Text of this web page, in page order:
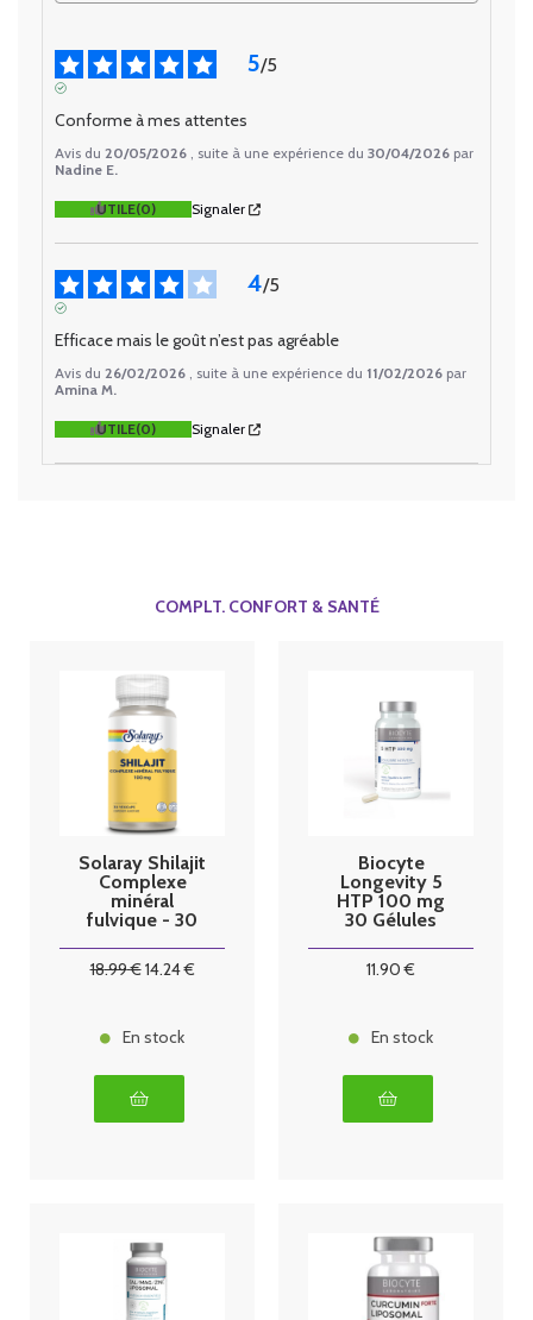
5/5
Conforme à mes attentes
Avis du 20/05/2026 , suite à une expérience du 30/04/2026 par
Nadine E.
UTILE(0) Signaler
4/5
Efficace mais le goût n’est pas agréable
Avis du 26/02/2026 , suite à une expérience du 11/02/2026 par
Amina M.
UTILE(0) Signaler
COMPLT. CONFORT & SANTÉ
Solaray Shilajit
Complexe
minéral
fulvique - 30
18.99€14.24€
En stock
Biocyte
Longevity 5
HTP 100 mg
30 Gélules
11.90 €
En stock